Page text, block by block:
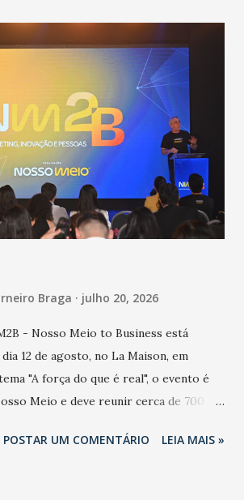
e de cuidados com os ambientes
“Nós não estamos vivendo uma
temos em todos os anos, com
dengue, influenza ou H1N1. Trata-se
um vírus diferente, com um poder de
que outros coronavírus”, apontou o
ele, é uma epidemia com chance de
podendo gerar um grande risco à
de saúde. “Precisamos saber fazer a
da doença, para não so...
Braga julho 20, 2026
- Nosso Meio to Business está
12 de agosto, no La Maison, em
"A força do que é real", o evento é
Meio e deve reunir cerca de 700
Nacional. Desde 2022, o NM2B
POSTAR UM COMENTÁRIO LEIA MAIS »